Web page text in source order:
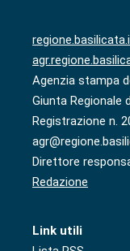
Agenzia stampa
Giunta Regionale
Registrazione n.
Direttore
Redazione
Link utili